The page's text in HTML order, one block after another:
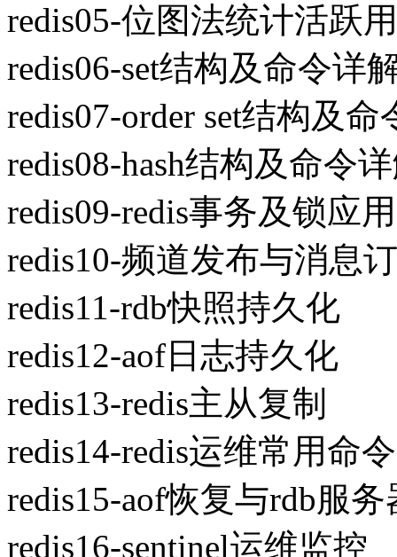
redis05-位图法统计活跃
redis06-set结构及命令详
redis07-order set结构及命
redis08-hash结构及命令
redis09-redis事务及锁应用
redis10-频道发布与消息
redis11-rdb快照持久化
redis12-aof日志持久化
redis13-redis主从复制
redis14-redis运维常用命令
redis15-aof恢复与rdb服
redis16-sentinel运维监控